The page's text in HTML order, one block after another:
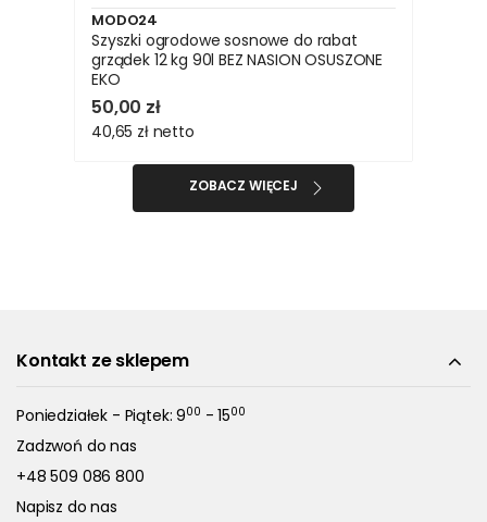
MODO24
Szyszki ogrodowe sosnowe do rabat
grządek 12 kg 90l BEZ NASION OSUSZONE
EKO
50,00 zł
40,65 zł netto
ZOBACZ WIĘCEJ
Kontakt ze sklepem
Poniedziałek - Piątek: 900 - 1500
Zadzwoń do nas
+48 509 086 800
Napisz do nas